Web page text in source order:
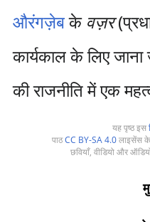
औरंगज़ेबके वज़र
कार्यकाल के लिए
की राजनीति में एक
यह पृष्ठ इस
पाठCC BY-SA 4.0लाइसेंस के
छवियाँ, वीडियो और